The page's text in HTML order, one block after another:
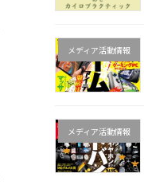
メディア活動情報
メディア活動情報